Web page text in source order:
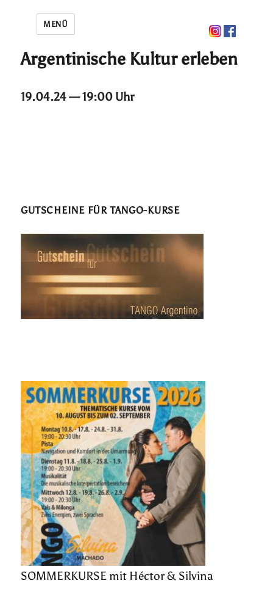
MENÜ
Argentinische Kultur erleben
19.04.24 — 19:00 Uhr
GUTSCHEINE FÜR TANGO-KURSE
SOMMERKURSE mit Héctor & Silvina